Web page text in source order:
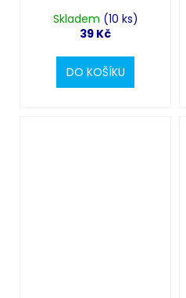
Skladem (10 ks)
39 Kč
DO KOŠÍKU